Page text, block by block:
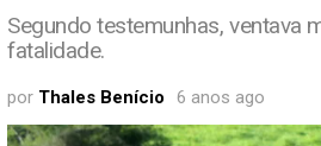
Segundo testemunhas, ventava
fatalidade.
por Thales Benício 6 anos ago